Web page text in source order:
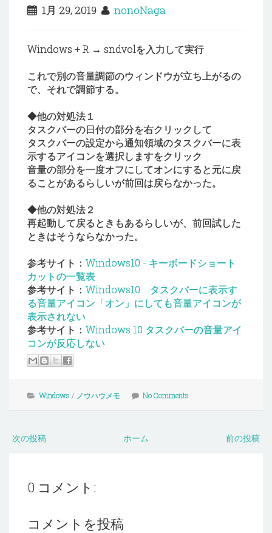
1月 29, 2019 nonoNaga
Windows + R → sndvolを入力して実行
これで別の音量調節のウィンドウが立ち上がるの
で、それで調節する。
◆他の対処法１
タスクバーの日付の部分を右クリックして
タスクバーの設定から通知領域のタスクバーに表
示するアイコンを選択しますをクリック
音量の部分を一度オフにしてオンにすると元に戻
ることがあるらしいが前回は戻らなかった。
◆他の対処法２
再起動して戻るときもあるらしいが、前回試した
ときはそうならなかった。
参考サイト： Windows10 - キーボードショート
カットの一覧表
参考サイト： Windows10 タスクバーに表示す
る音量アイコン「オン」にしても音量アイコンが
表示されない
参考サイト： Windows 10 タスクバーの音量アイ
コンが反応しない
Windows / ノウハウメモ No Comments
次の投稿 前の投稿
ホーム
0 コメント:
コメントを投稿